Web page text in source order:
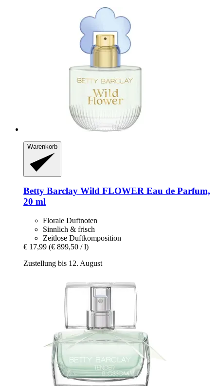
Warenkorb
Betty Barclay Wild FLOWER Eau de Parfum,
20 ml
Florale Duftnoten
Sinnlich & frisch
Zeitlose Duftkomposition
€ 17,99 (€ 899,50 / l)
Zustellung bis 12. August